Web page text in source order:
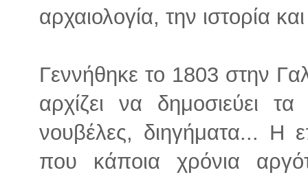
αρχαιολογία, την ιστορία
Γεννήθηκε το 1803 στην
αρχίζει να δημοσιεύει
νουβέλες, διηγήματα... Η
που κάποια χρόνια